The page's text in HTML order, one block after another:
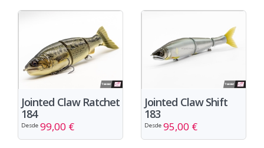
Jointed Claw Ratchet
184
Desde 99,00 €
Jointed Claw Shift
183
Desde 95,00 €